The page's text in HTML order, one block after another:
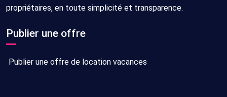
propriétaires, en toute simplicité et transparence.
Publier une offre
Publier une offre de location vacances